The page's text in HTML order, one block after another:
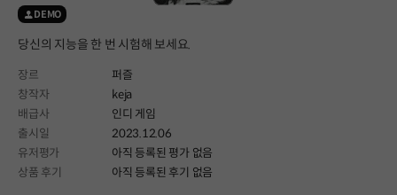
DEMO
당신의 지능을 한 번 시험해 보세요.
장르
퍼즐
창작자
keja
배급사
인디 게임
출시일
2023.12.06
유저평가
아직 등록된 평가 없음
상품 후기
아직 등록된 후기 없음